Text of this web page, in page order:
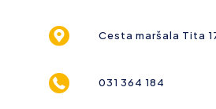
Cesta maršala Tita
031 364 184